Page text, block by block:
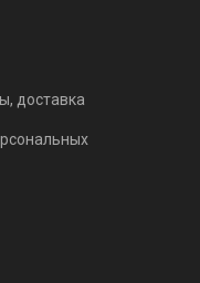
доставка